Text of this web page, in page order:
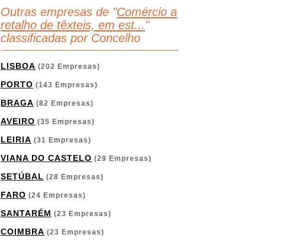
Outras empresas de "Comércio a
retalho de têxteis, em est... "
classificadas por Concelho
LISBOA (202 Empresas)
PORTO (143 Empresas)
BRAGA (82 Empresas)
AVEIRO (35 Empresas)
LEIRIA (31 Empresas)
VIANA DO CASTELO (29 Empresas)
SETÚBAL (28 Empresas)
FARO (24 Empresas)
SANTARÉM (23 Empresas)
COIMBRA (23 Empresas)